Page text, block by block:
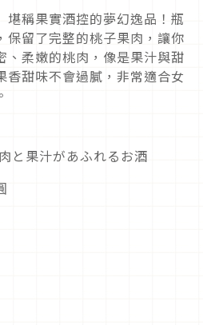
堪稱果實酒控的夢幻逸品！瓶
保留了完整的桃子果肉，讓你
、柔嫩的桃肉，像是果汁與甜
香甜味不會過膩，非常適合女
と果汁があふれるお酒